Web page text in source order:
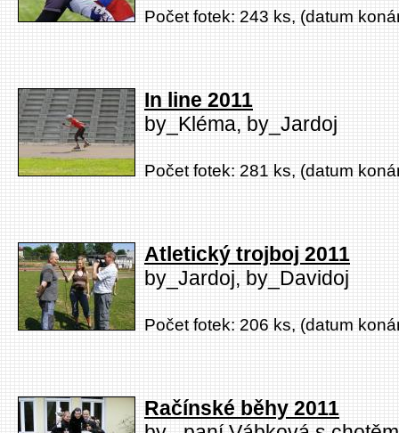
Počet fotek: 243 ks, (datum
In line 2011
by_Kléma, by_Jardoj
Počet fotek: 281 ks, (datum
Atletický trojboj 2011
by_Jardoj, by_Davidoj
Počet fotek: 206 ks, (datum
Račínské běhy 2011